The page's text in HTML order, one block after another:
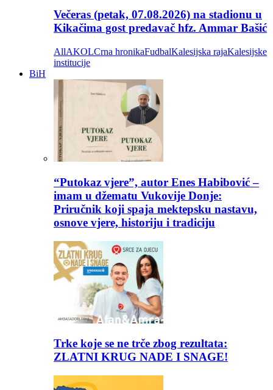
Večeras (petak, 07.08.2026) na stadionu u
Kikačima gost predavač hfz. Ammar Bašić
AllAKOLCrna hronikaFudbalKalesijska rajaKalesijske
institucije
BiH
“Putokaz vjere”, autor Enes Habibović –
imam u džematu Vukovije Donje:
Priručnik koji spaja mektepsku nastavu,
osnove vjere, historiju i tradiciju
Trke koje se ne trče zbog rezultata:
ZLATNI KRUG NADE I SNAGE!